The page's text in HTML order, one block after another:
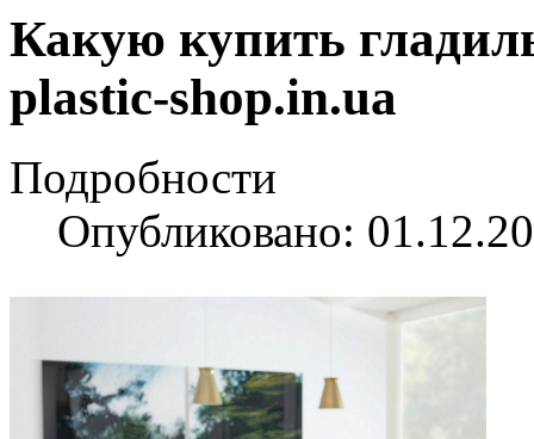
Какую купить
plastic-shop.in.ua
Подробности
Опубликовано: